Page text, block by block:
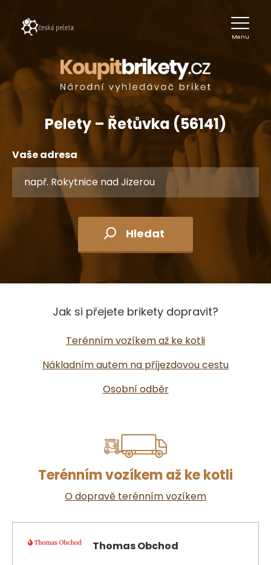
Menu
Pelety – Řetůvka (56141)
Vaše adresa
Hledat
Jak si přejete brikety dopravit?
Terénním vozíkem až ke kotli
Nákladním autem na příjezdovou cestu
Osobní odběr
Terénním vozíkem až ke kotli
O dopravě terénním vozíkem
Thomas Obchod